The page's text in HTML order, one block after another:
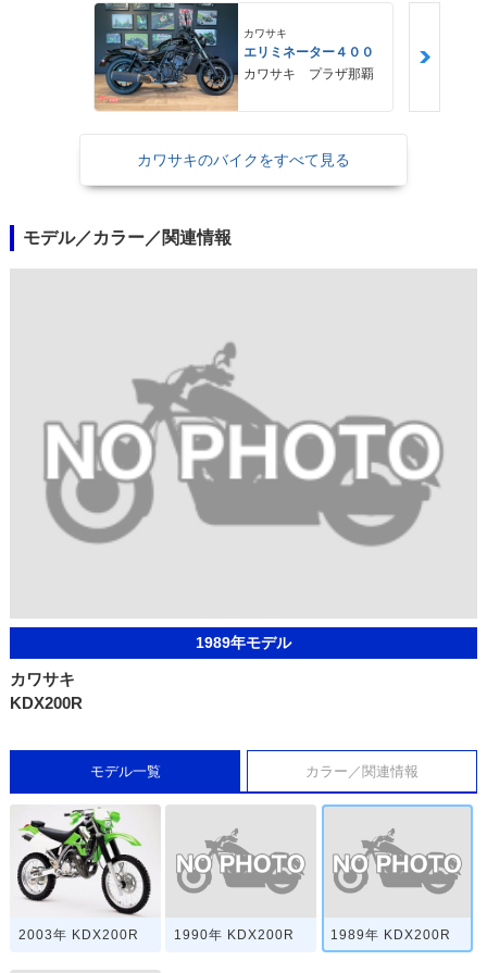
カワサキ
エリミネーター４００
カワサキ プラザ那覇
カワサキのバイクをすべて見る
モデル／カラー／関連情報
1989年モデル
カワサキ
KDX200R
モデル一覧 カラー／関連情報
2003年 KDX200R 1990年 KDX200R 1989年 KDX200R